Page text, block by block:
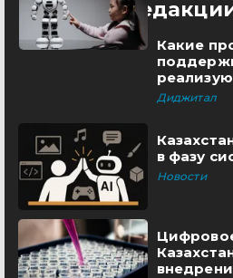
Выбор
Какие
Диджитал
в фазу
Новости